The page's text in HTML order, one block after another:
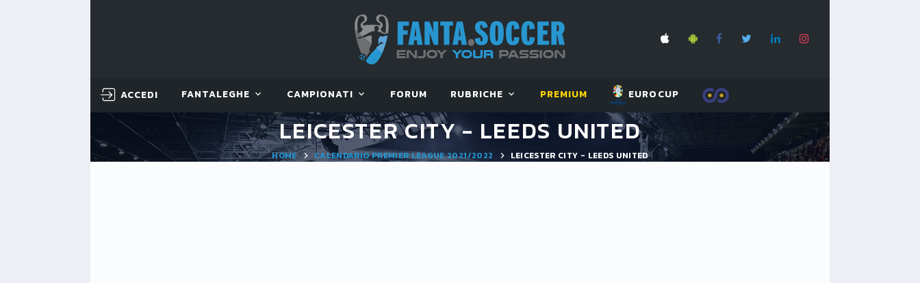
ACCEDI FANTALEGHE CAMPIONATI FORUM RUBRICHE PREMIUM EUROCUP
LEICESTER CITY - LEEDS UNITED
HOME CALENDARIO PREMIER LEAGUE 2021/2022 LEICESTER CITY - LEEDS UNITED